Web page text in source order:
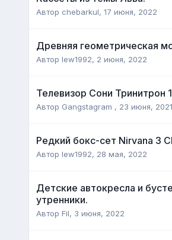
Автор chebarkul, 17 июня, 2022
Древняя геометрическая
Автор lew1992, 2 июня, 2022
Телевизор Сони Тринитрон
Автор Gangstagram , 23 июня, 2021
Редкий бокс-сет Nirvana 3
Автор lew1992, 28 мая, 2022
Детские автокресла и
утренники.
Автор Fil, 3 июня, 2022